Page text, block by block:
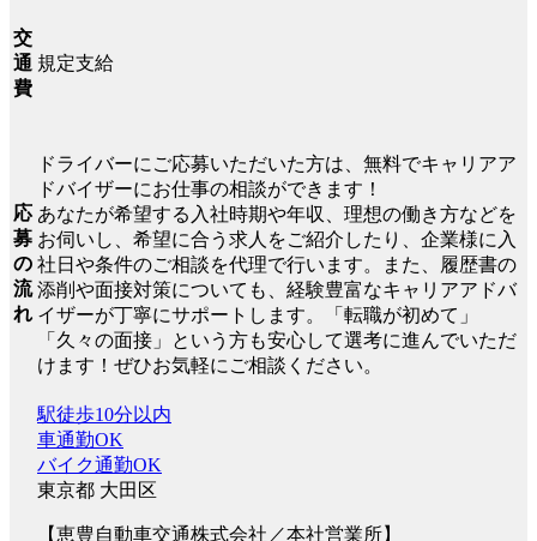
交
通
費
規定支給
応
募
の
流
れ
ドライバーにご応募いただいた方は、無料でキャリアア
ドバイザーにお仕事の相談ができます！
あなたが希望する入社時期や年収、理想の働き方などを
お伺いし、希望に合う求人をご紹介したり、企業様に入
社日や条件のご相談を代理で行います。また、履歴書の
添削や面接対策についても、経験豊富なキャリアアドバ
イザーが丁寧にサポートします。「転職が初めて」
「久々の面接」という方も安心して選考に進んでいただ
けます！ぜひお気軽にご相談ください。
駅徒歩10分以内
車通勤OK
バイク通勤OK
東京都 大田区
【恵豊自動車交通株式会社／本社営業所】